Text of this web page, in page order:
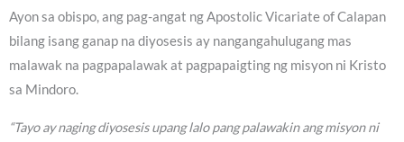
Ayon sa obispo, ang pag-angat ng Apostolic Vicariate of Calapan
bilang isang ganap na diyosesis ay nangangahulugang mas
malawak na pagpapalawak at pagpapaigting ng misyon ni Kristo
sa Mindoro.
“Tayo ay naging diyosesis upang lalo pang palawakin ang misyon ni